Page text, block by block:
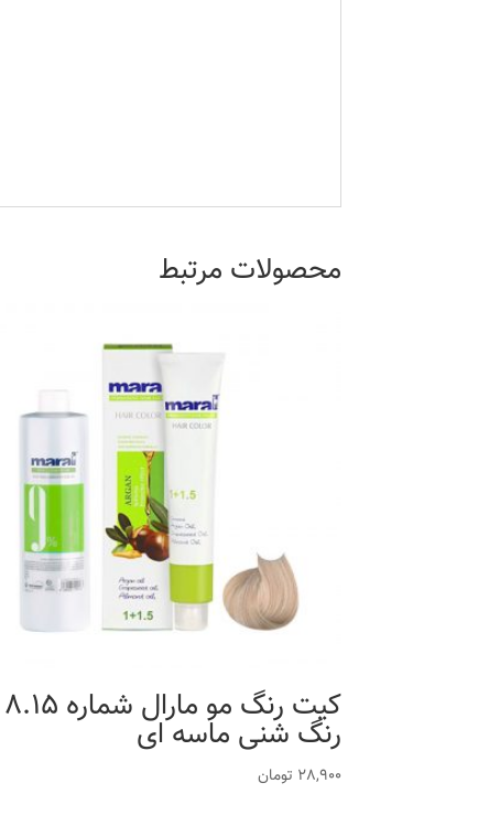
محصولات مرتبط
کیت رنگ مو مارال شماره 8.15
رنگ شنی ماسه ای
28,900 تومان